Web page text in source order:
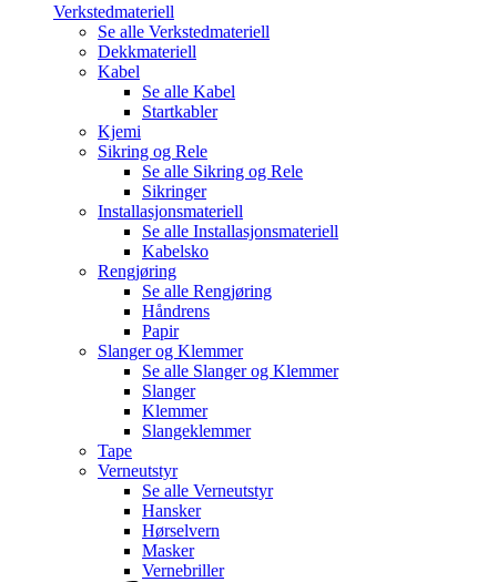
Verkstedmateriell
Se alle Verkstedmateriell
Dekkmateriell
Kabel
Se alle Kabel
Startkabler
Kjemi
Sikring og Rele
Se alle Sikring og Rele
Sikringer
Installasjonsmateriell
Se alle Installasjonsmateriell
Kabelsko
Rengjøring
Se alle Rengjøring
Håndrens
Papir
Slanger og Klemmer
Se alle Slanger og Klemmer
Slanger
Klemmer
Slangeklemmer
Tape
Verneutstyr
Se alle Verneutstyr
Hansker
Hørselvern
Masker
Vernebriller